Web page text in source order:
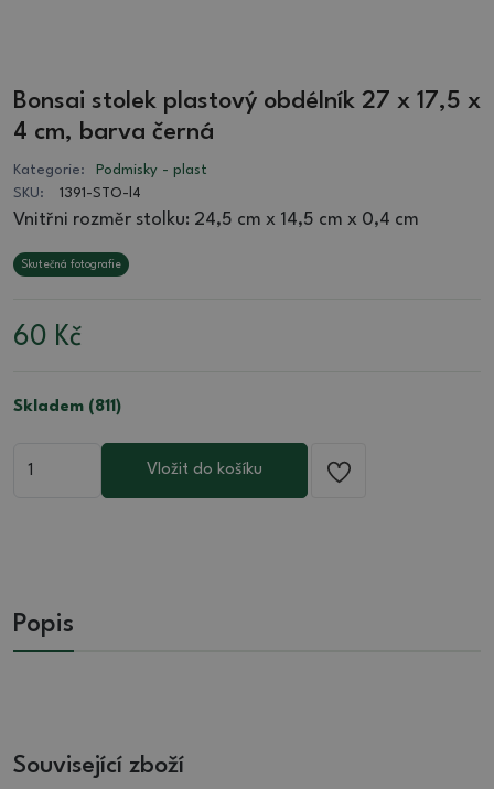
Bonsai stolek plastový obdélník 27 x 17,5 x
4 cm, barva černá
Kategorie:
Podmisky - plast
SKU:
1391-STO-l4
Vnitřni rozměr stolku: 24,5 cm x 14,5 cm x 0,4 cm
Skutečná fotografie
60 Kč
Skladem (811)
Vložit do košíku
Popis
Související zboží